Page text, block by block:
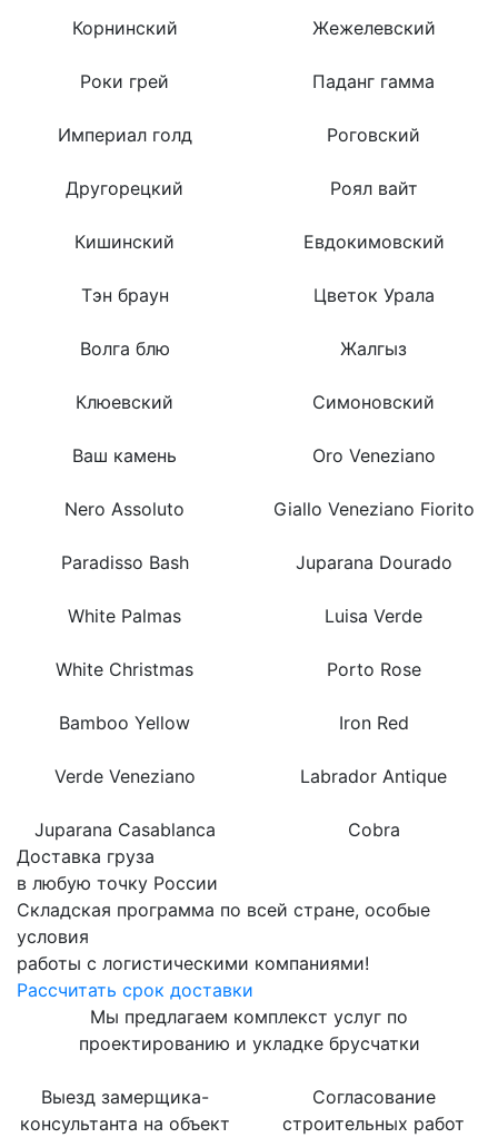
Корнинский Жежелевский
Роки грей Паданг гамма
Империал голд Роговский
Другорецкий Роял вайт
Кишинский Евдокимовский
Тэн браун Цветок Урала
Волга блю Жалгыз
Клюевский Симоновский
Ваш камень Oro Veneziano
Nero Assoluto Giallo Veneziano Fiorito
Paradisso Bash Juparana Dourado
White Palmas Luisa Verde
White Christmas Porto Rose
Bamboo Yellow Iron Red
Verde Veneziano Labrador Antique
Juparana Casablanca
Cobra
Доставка груза
в любую точку России
Складская программа по всей стране, особые
условия
работы с логистическими компаниями!
Рассчитать срок доставки
Мы предлагаем комплекст услуг по
проектированию и укладке брусчатки
Выезд замерщика-
консультанта на объект
Согласование
строительных работ